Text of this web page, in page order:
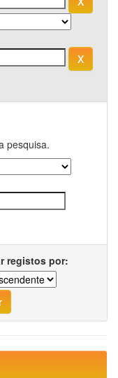
pesquisa.
registos por: